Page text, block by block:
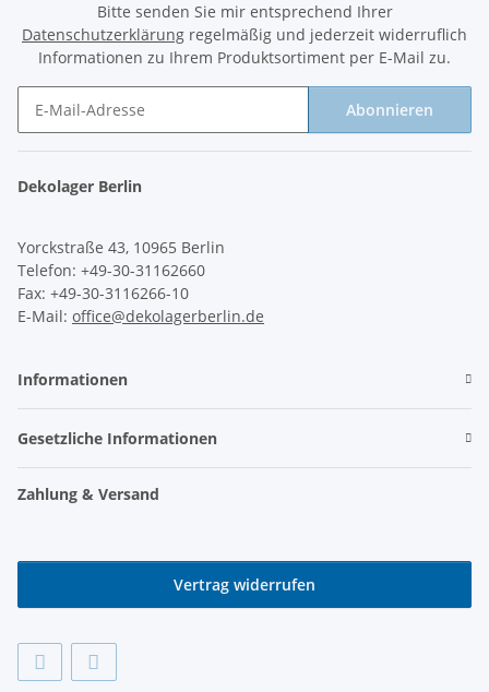
Bitte senden Sie mir entsprechend Ihrer
Datenschutzerklärung regelmäßig und jederzeit widerruflich
Informationen zu Ihrem Produktsortiment per E-Mail zu.
Abonnieren
Dekolager Berlin
Yorckstraße 43, 10965 Berlin
Telefon: +49-30-31162660
Fax: +49-30-3116266-10
E-Mail: office@dekolagerberlin.de
Informationen
Gesetzliche Informationen
Zahlung & Versand
Vertrag widerrufen